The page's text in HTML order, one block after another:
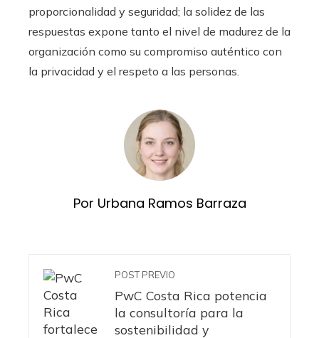
proporcionalidad y seguridad; la solidez de las
respuestas expone tanto el nivel de madurez de la
organización como su compromiso auténtico con
la privacidad y el respeto a las personas.
Por Urbana Ramos Barraza
POST PREVIO
PwC Costa Rica potencia
la consultoría para la
sostenibilidad y